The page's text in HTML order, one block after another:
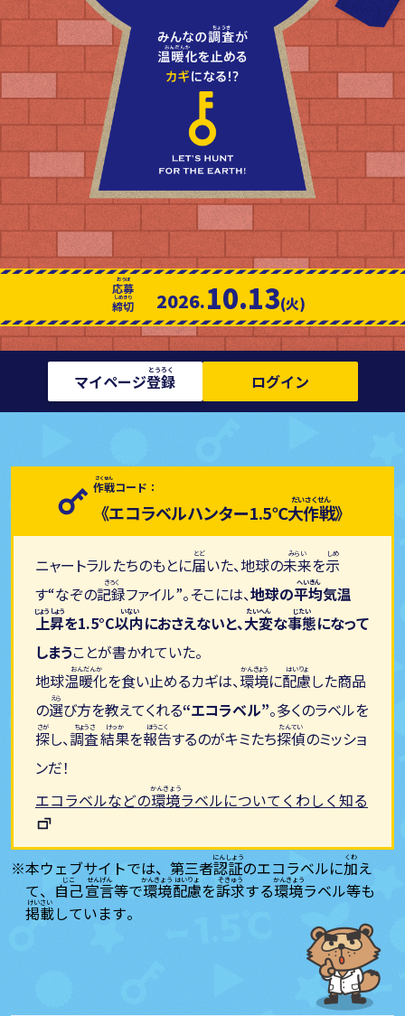
応募
締切
2026.10.13(火)
マイページ登録 ログイン
作戦コード：
《エコラベルハンター1.5℃大作戦》
ニャートラルたちのもとに届いた、地球の未来を示
す“なぞの記録ファイル”。そこには、地球の平均気温
上昇を1.5°C以内におさえないと、大変な事態になって
しまうことが書かれていた。
地球温暖化を食い止めるカギは、環境に配慮した商品
の選び方を教えてくれる“エコラベル”。多くのラベルを
探し、調査結果を報告するのがキミたち探偵のミッショ
ンだ！
エコラベルなどの環境ラベルについてくわしく知る
本ウェブサイトでは、第三者認証のエコラベルに加え
て、 自己宣言等で環境配慮を訴求する環境ラベル等も
掲載しています。